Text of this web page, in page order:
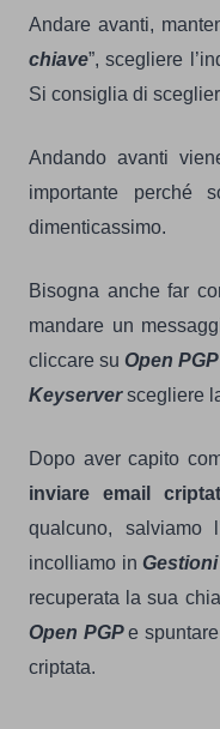
Andare avanti,
chiave”, scegliere
Si consiglia di
Andando avanti
importante perché
dimenticassimo.
Bisogna anche far
mandare un
cliccare suOpen PGP
Keyserverscegliere
Dopo aver capito
inviare email
qualcuno, salviamo
incolliamo in
recuperata la sua
Open PGPe
criptata.